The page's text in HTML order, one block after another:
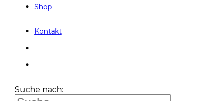
Shop
Kontakt
Suche nach: